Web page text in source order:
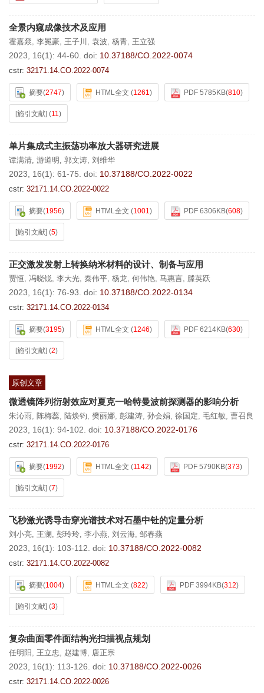
全景内窥成像技术及应用
霍嘉燚, 李冕豪, 王子川 , 袁波, 杨青, 王立强
2023, 16(1): 44-60. doi: 10.37188/CO.2022-0074
cstr: 32171.14.CO.2022-0074
摘要(2747) HTML全文 (1261) PDF 5785KB(810)
[施引文献] (11)
单片集成式主振荡功率放大器研究进展
谭满清, 游道明 , 郭文涛, 刘维华
2023, 16(1): 61-75. doi: 10.37188/CO.2022-0022
cstr: 32171.14.CO.2022-0022
摘要(1956) HTML全文 (1001) PDF 6306KB(608)
[施引文献] (5)
正交激发发射上转换纳米材料的设计、制备与应用
贾恒, 冯晓锐, 李大光, 秦伟平, 杨龙, 何伟艳, 马惠言, 滕英跃
2023, 16(1): 76-93. doi: 10.37188/CO.2022-0134
cstr: 32171.14.CO.2022-0134
摘要(3195) HTML全文 (1246) PDF 6214KB(630)
[施引文献] (2)
原创文章
微透镜阵列衍射效应对夏克一哈特曼波前探测器的影响分析
朱沁雨, 陈梅蕊, 陆焕钧, 樊丽娜, 彭建涛, 孙会娟, 徐国定, 毛红敏, 曹召良
2023, 16(1): 94-102. doi: 10.37188/CO.2022-0176
cstr: 32171.14.CO.2022-0176
摘要(1992) HTML全文 (1142) PDF 5790KB(373)
[施引文献] (7)
飞秒激光诱导击穿光谱技术对石墨中钍的定量分析
刘小亮, 王澜 , 彭玲玲, 李小燕, 刘云海, 邹春燕
2023, 16(1): 103-112. doi: 10.37188/CO.2022-0082
cstr: 32171.14.CO.2022-0082
摘要(1004) HTML全文 (822) PDF 3994KB(312)
[施引文献] (3)
复杂曲面零件面结构光扫描视点规划
任明阳 , 王立忠, 赵建博, 唐正宗
2023, 16(1): 113-126. doi: 10.37188/CO.2022-0026
cstr: 32171.14.CO.2022-0026